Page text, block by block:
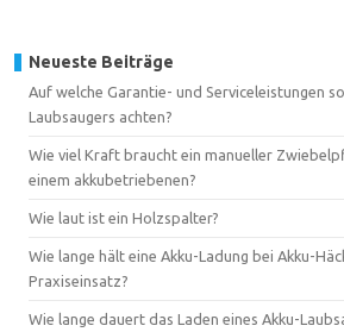
Neueste Beiträge
Auf welche Garantie- und Serviceleistungen
Laubsaugers achten?
Wie viel Kraft braucht ein manueller
einem akkubetriebenen?
Wie laut ist ein Holzspalter?
Wie lange hält eine Akku-Ladung bei Akku-
Praxiseinsatz?
Wie lange dauert das Laden eines Akku-